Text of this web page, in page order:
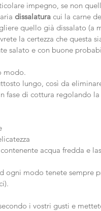
impegno, se non
dissalatura cui la carne
quello già dissalato (a
la certezza che questa
salato e con buone
modo.
lungo, così da
fase di cottura regolando
acqua fredda e
ogni modo tenete sempre
i vostri gusti e